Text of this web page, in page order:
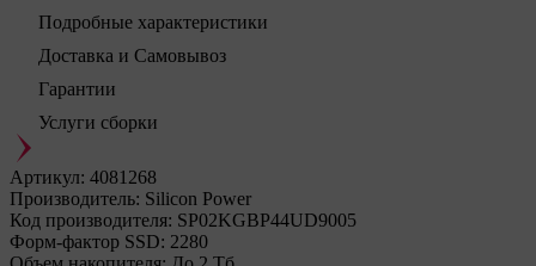
Подробные характеристики
Доставка и Самовывоз
Гарантии
Услуги сборки
Артикул: 4081268
Производитель: Silicon Power
Код производителя: SP02KGBP44UD9005
Форм-фактор SSD: 2280